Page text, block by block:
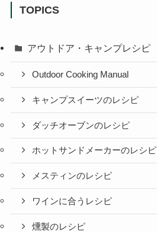
TOPICS
アウトドア・キャンプレシピ
Outdoor Cooking Manual
キャンプスイーツのレシピ
ダッチオーブンのレシピ
ホットサンドメーカーのレシピ
メスティンのレシピ
ワインに合うレシピ
燻製のレシピ